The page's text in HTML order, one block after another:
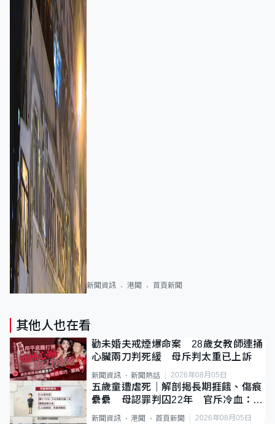
新聞資訊 港聞 首頁新聞
其他人也在看
勸未婚夫戒煙爆命案 28歲女教師連捅
心臟兩刀判死緩 母斥判太重已上訴
新聞資訊 新聞熱話 2026年08月05日
五歲童遭虐死｜解剖揭長期捱餓、傷痕
纍纍 母認罪判囚22年 官斥冷血：同
類案最惡劣
新聞資訊 港聞 首頁新聞 2026年08月05日